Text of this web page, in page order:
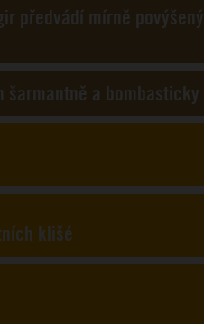
předvádí mírně povýšený
šarmantně a bombasticky
klišé